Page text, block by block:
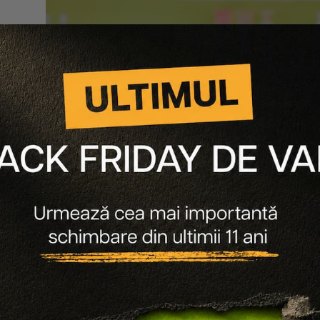
acest produs